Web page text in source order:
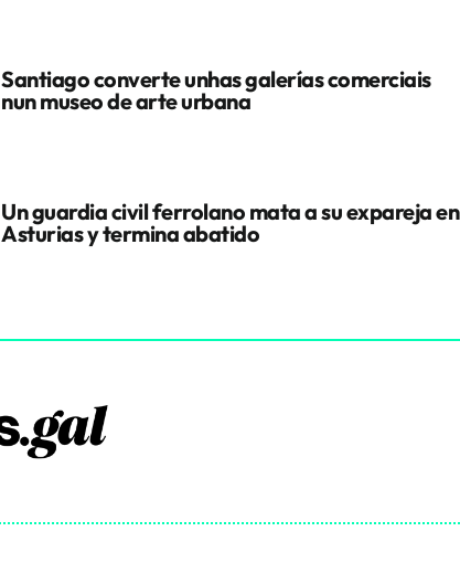
Santiago converte unhas galerías comerciais
nun museo de arte urbana
Un guardia civil ferrolano mata a su expareja en
Asturias y termina abatido